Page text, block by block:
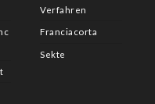
Verfahren
Franciacorta
Sekte